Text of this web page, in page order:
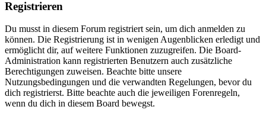
Registrieren
Du musst in diesem Forum registriert sein, um dich anmelden zu
können. Die Registrierung ist in wenigen Augenblicken erledigt und
ermöglicht dir, auf weitere Funktionen zuzugreifen. Die Board-
Administration kann registrierten Benutzern auch zusätzliche
Berechtigungen zuweisen. Beachte bitte unsere
Nutzungsbedingungen und die verwandten Regelungen, bevor du
dich registrierst. Bitte beachte auch die jeweiligen Forenregeln,
wenn du dich in diesem Board bewegst.